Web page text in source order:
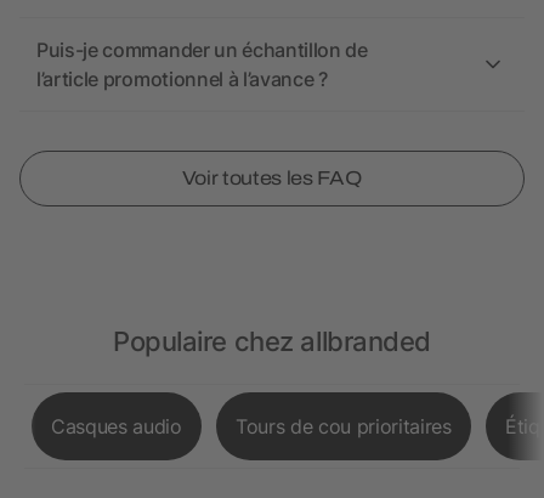
Puis-je commander un échantillon de
l’article promotionnel à l’avance ?
Voir toutes les FAQ
Populaire chez allbranded
Casques audio Tours de cou prioritaires